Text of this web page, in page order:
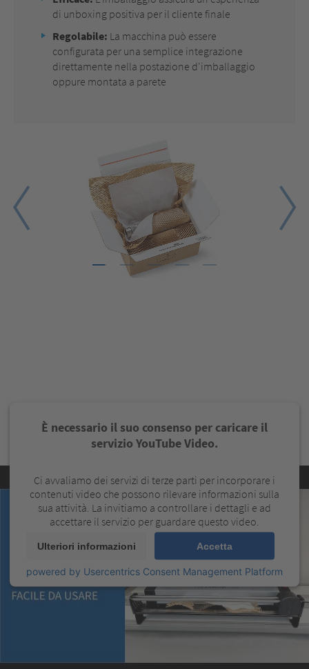
di unboxing positiva per il cliente finale
Regolabile: La macchina può essere
configurata per una semplice integrazione
direttamente nella postazione d'imballaggio
oppure montata a parete
È necessario il suo consenso per caricare il
servizio YouTube Video.
Ci avvaliamo dei servizi di terze parti per incorporare i
contenuti video che possono rilevare informazioni sulla
sua attività. La invitiamo a controllare i dettagli e ad
accettare il servizio per guardare questo video.
Ulteriori informazioni Accetta
powered by Usercentrics Consent Management Platform